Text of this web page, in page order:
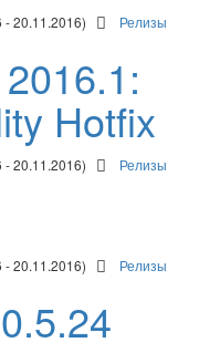
- 20.11.2016) Релизы
Hotfix
- 20.11.2016) Релизы
- 20.11.2016) Релизы